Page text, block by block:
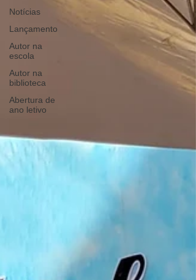
Notícias
Lançamento
Autor na
escola
Autor na
biblioteca
Abertura de
ano letivo